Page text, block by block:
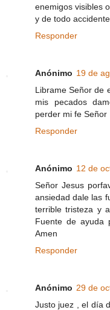
enemigos visibles
y de todo
Responder
Anónimo 19 de
Librame Señor de
mis pecados
perder mi fe Señor
Responder
Anónimo 12 de
Señor Jesus
ansiedad dale las
terrible tristeza y
Fuente de ayuda
Amen
Responder
Anónimo 29 de
Justo juez , el día